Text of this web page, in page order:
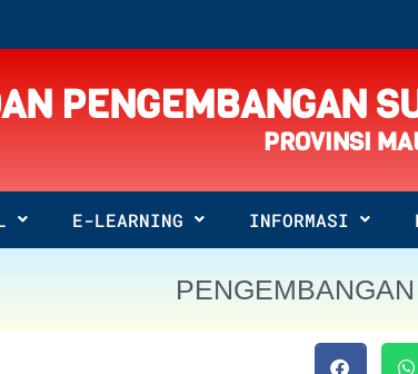
PENGEMBANGAN
PROVINSI
E-LEARNING INFORMASI